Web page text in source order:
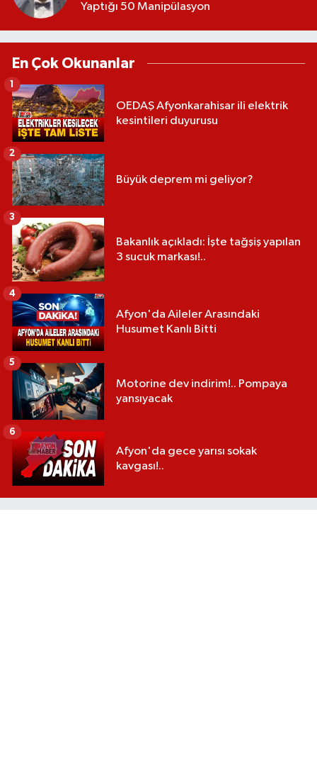
Yaptığı 50 Manipülasyon
En Çok Okunanlar
OEDAŞ Afyonkarahisar ili elektrik
kesintileri duyurusu
1
Büyük deprem mi geliyor?
2
Bakanlık açıkladı: İşte tağşiş yapılan
3 sucuk markası!..
3
Afyon'da Aileler Arasındaki
Husumet Kanlı Bitti
4
Motorine dev indirim!.. Pompaya
yansıyacak
5
Afyon'da gece yarısı sokak
kavgası!..
6